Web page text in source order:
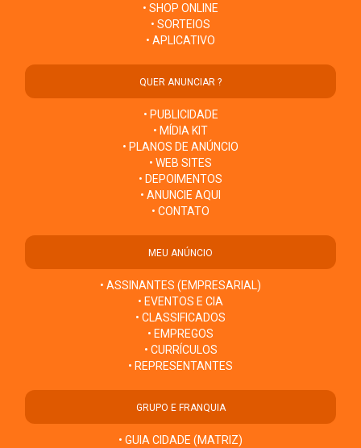
• SHOP ONLINE
• SORTEIOS
• APLICATIVO
QUER ANUNCIAR ?
• PUBLICIDADE
• MÍDIA KIT
• PLANOS DE ANÚNCIO
• WEB SITES
• DEPOIMENTOS
• ANUNCIE AQUI
• CONTATO
MEU ANÚNCIO
• ASSINANTES (EMPRESARIAL)
• EVENTOS E CIA
• CLASSIFICADOS
• EMPREGOS
• CURRÍCULOS
• REPRESENTANTES
GRUPO E FRANQUIA
• GUIA CIDADE (MATRIZ)